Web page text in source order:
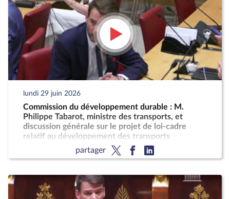
lundi 29 juin 2026
Commission du développement durable : M.
Philippe Tabarot, ministre des transports, et
discussion générale sur le projet de loi-cadre
relatif au développement des transports
partager